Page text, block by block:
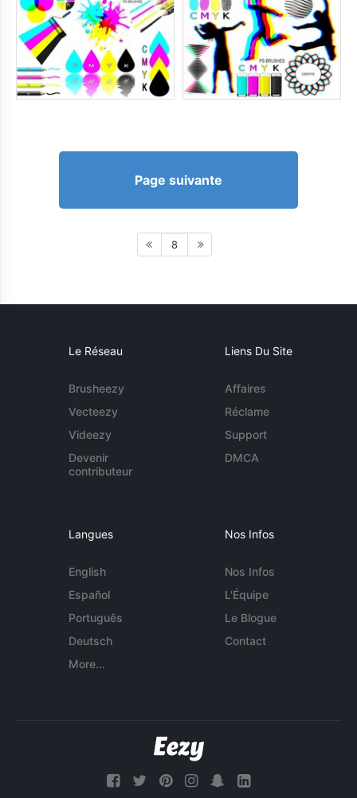
Page suivante
8
Le Réseau
Brusheezy
Vecteezy
Videezy
Devenir
contributeur
Liens Du Site
Affaires
Réclame
Support
DMCA
Langues
English
Español
Português
Deutsch
More...
Nos Infos
Nos Infos
L'Équipe
Le Blogue
Contact